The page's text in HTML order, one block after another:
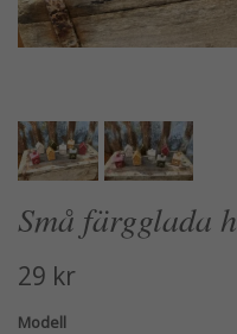
Små färgglada
29 kr
Modell